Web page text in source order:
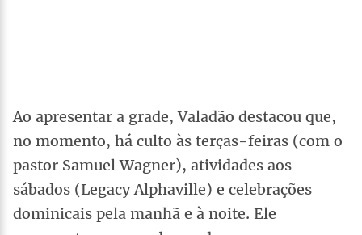
Ao apresentar a grade, Valadão destacou que,
no momento, há culto às terças-feiras (com o
pastor Samuel Wagner), atividades aos
sábados (Legacy Alphaville) e celebrações
dominicais pela manhã e à noite. Ele